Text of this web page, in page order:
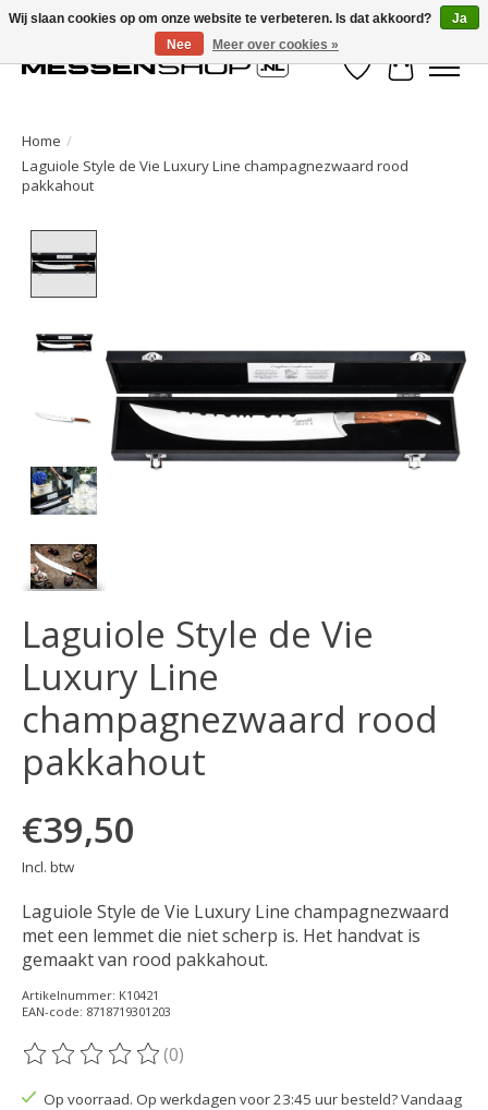
Verlanglijst
Home /
Laguiole Style de Vie Luxury Line champagnezwaard rood
pakkahout
Laguiole Style de Vie
Luxury Line
champagnezwaard rood
pakkahout
€39,50
Incl. btw
Laguiole Style de Vie Luxury Line champagnezwaard
met een lemmet die niet scherp is. Het handvat is
gemaakt van rood pakkahout.
Artikelnummer: K10421
EAN-code: 8718719301203
De beoordeling van dit product is
(0)
Op voorraad. Op werkdagen voor 23:45 uur besteld? Vandaag
Wij slaan cookies op om onze website te verbeteren. Is dat akkoord?
Ja
Nee
Meer over cookies »